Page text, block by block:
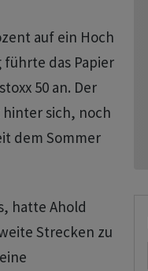
auf ein Hoch
das Papier
50 an. Der
sich, noch
dem Sommer
hatte Ahold
Strecken zu